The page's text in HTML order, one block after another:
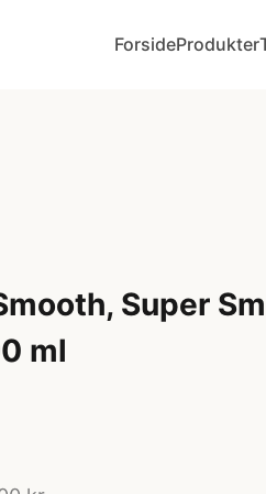
ForsideProdukter
Super
ml